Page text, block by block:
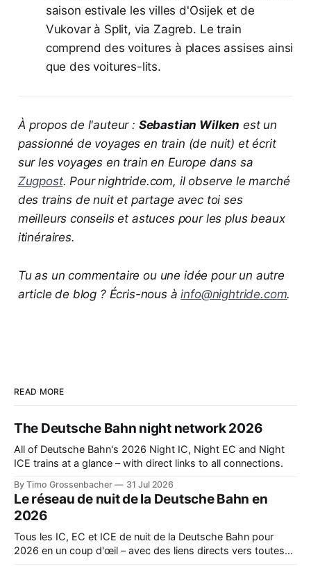
saison estivale les villes d'Osijek et de
Vukovar à Split, via Zagreb. Le train
comprend des voitures à places assises ainsi
que des voitures-lits.
À propos de l'auteur : Sebastian Wilken est un
passionné de voyages en train (de nuit) et écrit
sur les voyages en train en Europe dans sa
Zugpost. Pour nightride.com, il observe le marché
des trains de nuit et partage avec toi ses
meilleurs conseils et astuces pour les plus beaux
itinéraires.
Tu as un commentaire ou une idée pour un autre
article de blog ? Écris-nous àinfo@nightride.com.
READ MORE
The Deutsche Bahn night network 2026
All of Deutsche Bahn's 2026 Night IC, Night EC and Night
ICE trains at a glance – with direct links to all connections.
By Timo Grossenbacher 31 Jul 2026
Le réseau de nuit de la Deutsche Bahn en
2026
Tous les IC, EC et ICE de nuit de la Deutsche Bahn pour
2026 en un coup d'œil – avec des liens directs vers toutes